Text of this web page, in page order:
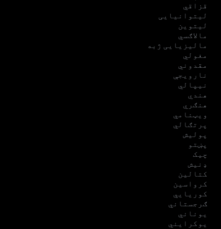
قزاقي
لیتوانیایی
لیتوین
مالاګسي
مالیزیایی ژبه
مغولي
مقدوني
نارویجې
نیپالي
هندي
هنګري
ویټنامي
پرتګالي
پولیش
پښتو
چیک
ډنیش
کتالین
کرواسین
کوریایي
ګرجستاني
یوناني
یوکرایني